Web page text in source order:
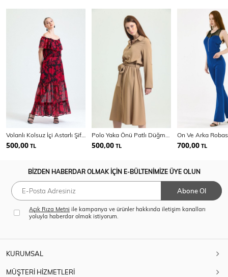
500,00 TL 500,00 TL 700,00 TL
BİZDEN HABERDAR OLMAK İÇİN E-BÜLTENİMİZE ÜYE OLUN
Abone Ol
Açık Rıza Metni ile kampanya ve ürünler hakkında iletişim kanalları
yoluyla haberdar olmak istiyorum.
KURUMSAL
MÜŞTERİ HİZMETLERİ